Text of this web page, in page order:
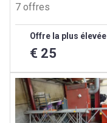
7 offres
Offre la plus élevée
€ 25